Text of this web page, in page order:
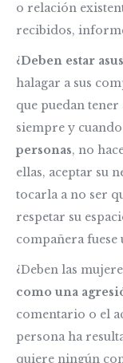
o relación
recibidos,
¿Deben estar
halagar a sus
que puedan
siempre y
personas, no
ellas, aceptar su
tocarla a no ser
respetar su
compañera fuese
¿Deben las
como una
comentario o el
persona ha
quiere ningún